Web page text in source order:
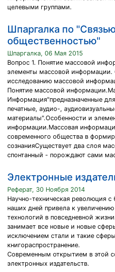
целевыми группами.
Шпаргалка по
общественностью"
Шпаргалка, 06 Мая 2015
Вопрос 1. Понятие массовой
элементы массовой
исследованию массовой
Понятие массовой
Информация"предназначенные
печатные, аудио-,
материалы".Особенности и
информации.Массовая
современного общества в
сознанияСуществует два слоя
спонтанный - порождают сами
Электронные
Реферат, 30 Ноября 2014
Научно-техническая революция
наших дней привела к
технологий в повседневной
занимает все новые и новые
исключением стали и такие
книгораспространение.
Современным открытием в этой
электронных издательств.